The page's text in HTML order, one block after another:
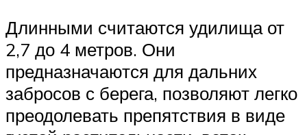
Длинными считаются удилища от
2,7 до 4 метров. Они
предназначаются для дальних
забросов с берега, позволяют легко
преодолевать препятствия в виде